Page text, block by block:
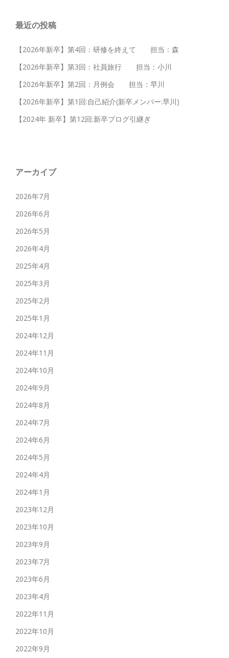
最近の投稿
【2026年新卒】第4回：研修を終えて 担当：森
【2026年新卒】第3回：社員旅行 担当：小川
【2026年新卒】第2回：月例会 担当：早川
【2026年新卒】第1回:自己紹介(新卒メンバー:早川)
【2024年 新卒】第12回:新卒ブログ引継ぎ
アーカイブ
2026年7月
2026年6月
2026年5月
2026年4月
2025年4月
2025年3月
2025年2月
2025年1月
2024年12月
2024年11月
2024年10月
2024年9月
2024年8月
2024年7月
2024年6月
2024年5月
2024年4月
2024年1月
2023年12月
2023年10月
2023年9月
2023年7月
2023年6月
2023年4月
2022年11月
2022年10月
2022年9月